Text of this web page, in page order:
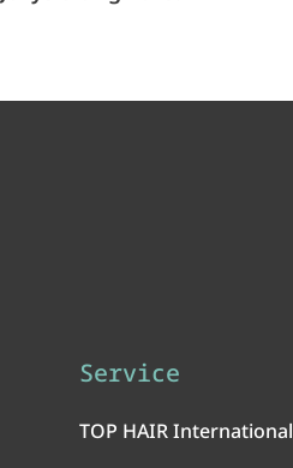
Service
TOP HAIR International